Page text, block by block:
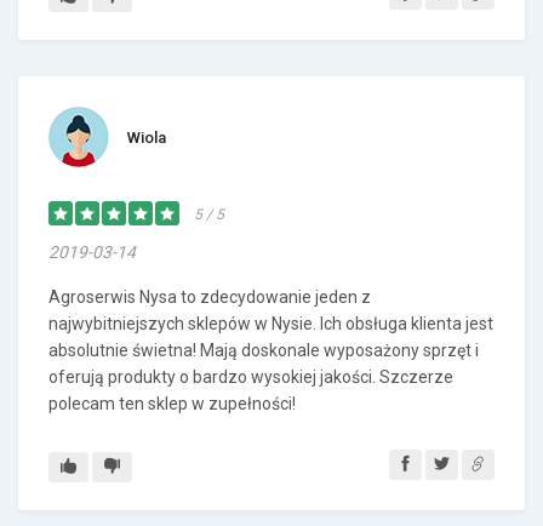
Wiola
5 / 5
2019-03-14
Agroserwis Nysa to zdecydowanie jeden z
najwybitniejszych sklepów w Nysie. Ich obsługa klienta jest
absolutnie świetna! Mają doskonale wyposażony sprzęt i
oferują produkty o bardzo wysokiej jakości. Szczerze
polecam ten sklep w zupełności!